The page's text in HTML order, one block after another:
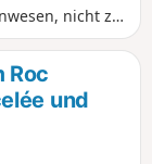
nicht zu
Mühlen dieser
die Eiche von
nicht die
Roc
und